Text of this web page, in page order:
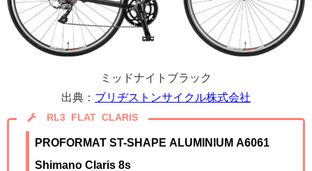
ミッドナイトブラック
出典： ブリヂストンサイクル株式会社
RL3 FLAT CLARIS
PROFORMAT ST-SHAPE ALUMINIUM A6061
Shimano Claris 8s